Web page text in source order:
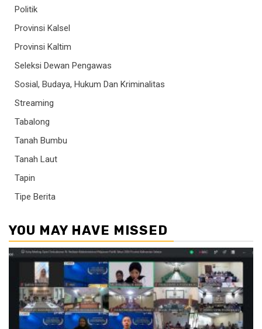
Politik
Provinsi Kalsel
Provinsi Kaltim
Seleksi Dewan Pengawas
Sosial, Budaya, Hukum Dan Kriminalitas
Streaming
Tabalong
Tanah Bumbu
Tanah Laut
Tapin
Tipe Berita
YOU MAY HAVE MISSED